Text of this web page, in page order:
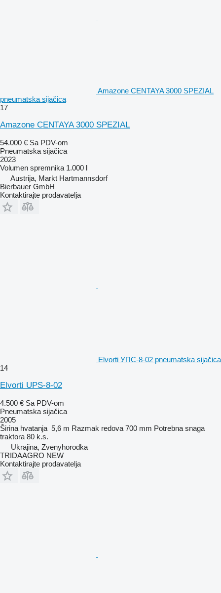
Amazone CENTAYA 3000 SPEZIAL
pneumatska sijačica
17
Amazone CENTAYA 3000 SPEZIAL
54.000 € Sa PDV-om
Pneumatska sijačica
2023
Volumen spremnika 1.000 l
Austrija, Markt Hartmannsdorf
Bierbauer GmbH
Kontaktirajte prodavatelja
Elvorti УПС-8-02 pneumatska sijačica
14
Elvorti UPS-8-02
4.500 € Sa PDV-om
Pneumatska sijačica
2005
Širina hvatanja 5,6 m Razmak redova 700 mm Potrebna snaga
traktora 80 k.s.
Ukrajina, Zvenyhorodka
TRIDAAGRO NEW
Kontaktirajte prodavatelja